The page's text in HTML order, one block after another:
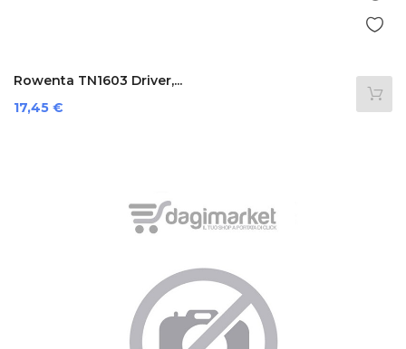
Rowenta TN1603 Driver,...
Prezzo
17,45 €